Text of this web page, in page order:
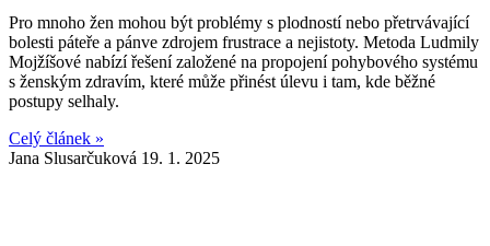
Pro mnoho žen mohou být problémy s plodností nebo přetrvávající
bolesti páteře a pánve zdrojem frustrace a nejistoty. Metoda Ludmily
Mojžíšové nabízí řešení založené na propojení pohybového systému
s ženským zdravím, které může přinést úlevu i tam, kde běžné
postupy selhaly.
Celý článek »
Jana Slusarčuková 19. 1. 2025